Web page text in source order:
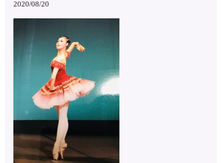
2020/08/20